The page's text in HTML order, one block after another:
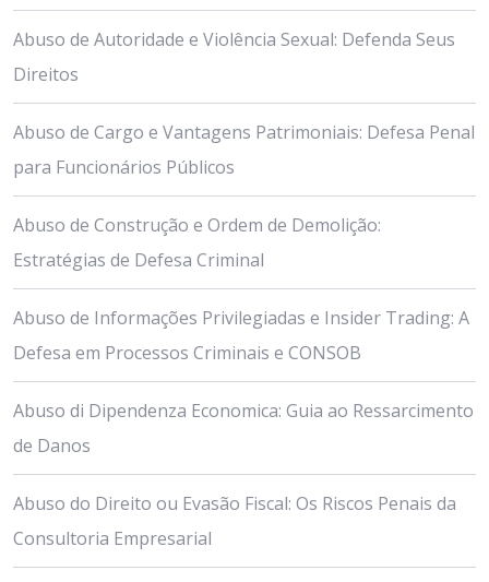
Abuso de Autoridade e Violência Sexual: Defenda Seus
Direitos
Abuso de Cargo e Vantagens Patrimoniais: Defesa Penal
para Funcionários Públicos
Abuso de Construção e Ordem de Demolição:
Estratégias de Defesa Criminal
Abuso de Informações Privilegiadas e Insider Trading: A
Defesa em Processos Criminais e CONSOB
Abuso di Dipendenza Economica: Guia ao Ressarcimento
de Danos
Abuso do Direito ou Evasão Fiscal: Os Riscos Penais da
Consultoria Empresarial